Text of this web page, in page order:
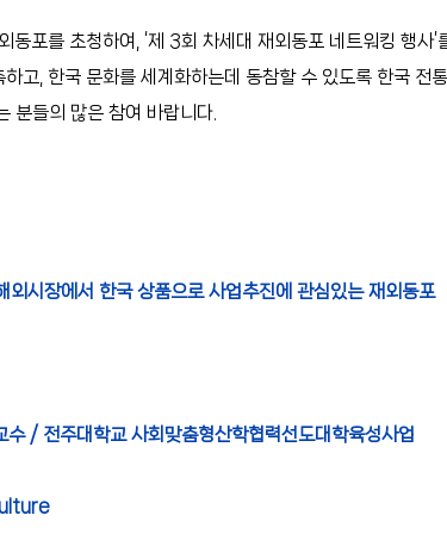
포를 초청하여, ‘제 3회 차세대 재외동포 네트워킹 행사’
고, 한국 문화를 세계화하는데 동참할 수 있도록 한국 전
분들의 많은 참여 바랍니다.
외시장에서 한국 상품으로 사업추진에 관심있는 재외동포
/ 전주대학교 사회맞춤형산학협력선도대학육성사업